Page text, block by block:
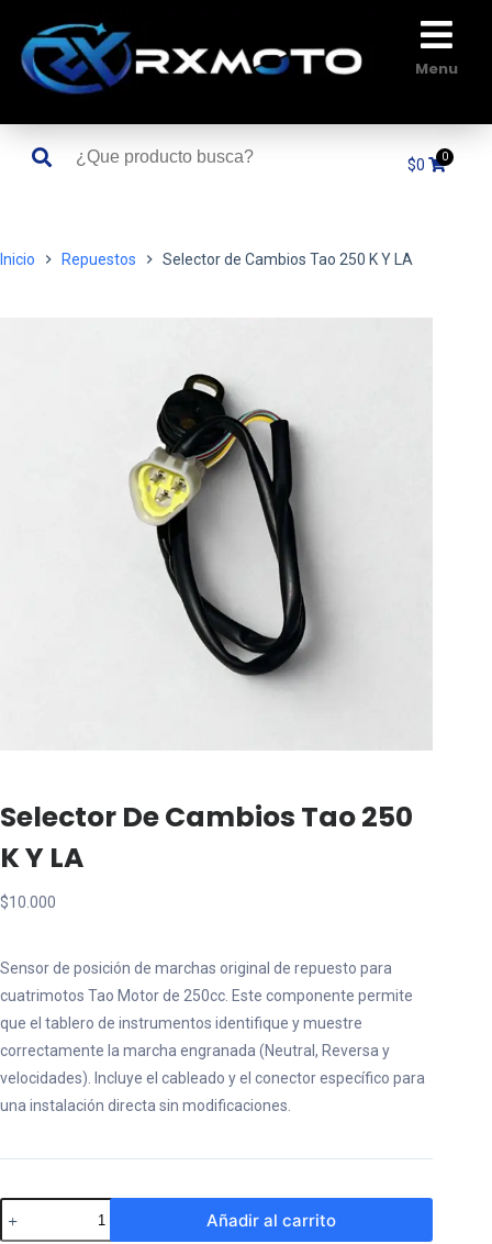
contenido
Menu
$0
Inicio Repuestos Selector de Cambios Tao 250 K Y LA
Selector De Cambios Tao 250
K Y LA
$10.000
Sensor de posición de marchas original de repuesto para
cuatrimotos Tao Motor de 250cc. Este componente permite
que el tablero de instrumentos identifique y muestre
correctamente la marcha engranada (Neutral, Reversa y
velocidades). Incluye el cableado y el conector específico para
una instalación directa sin modificaciones.
Añadir al carrito